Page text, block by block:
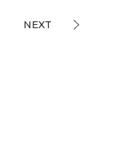
NEXT